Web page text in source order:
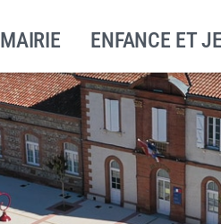
ENFANCE ET